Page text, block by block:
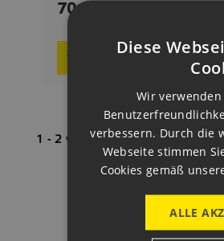
Preis
70.277,00 CZK
Request
1 - 2 von 2 Artikel(n)
Diese
Wir verwenden
verbessern. Durch die
Webseite stimmen
Cookies gemäß
ALLE